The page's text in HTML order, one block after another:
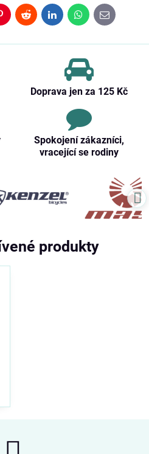
RedditLinkedInWhatsApp
E-
mail
Doprava jen za 125 Kč
Spokojení zákazníci,
vracející se rodiny
produkty